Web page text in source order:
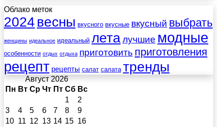
Облако меток
2024 весны вкусного вкусные вкусный выбрать
женщины идеальное идеальный леталучшие модные
особенности отдых отдыха приготовить приготовления
рецепт рецепты салат салата тренды
Август 2026
Пн Вт Ср Чт Пт Сб Вс
1
2
3
4 5 6 7 8
9
10 11 12 13 14 15 16